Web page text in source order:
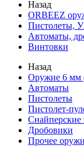
Назад
ORBEEZ
Пистолеты,
Автоматы,
Винтовки
Назад
Оружие 6 мм
Автоматы
Пистолеты
Пистолет-
Снайперские
Дробовики
Прочее